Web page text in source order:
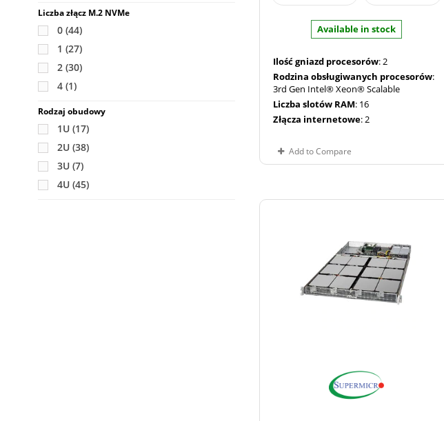
Liczba złącz M.2 NVMe
0 (44)
1 (27)
2 (30)
4 (1)
Rodzaj obudowy
1U (17)
2U (38)
3U (7)
4U (45)
Available in stock
Ilość gniazd procesorów: 2
Rodzina obsługiwanych procesorów:
3rd Gen Intel® Xeon® Scalable
Liczba slotów RAM: 16
Złącza internetowe: 2
Add to Compare